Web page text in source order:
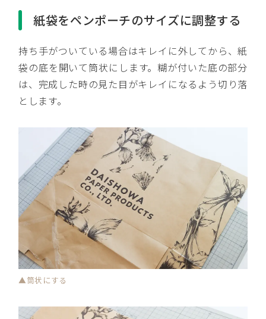
紙袋をペンポーチのサイズに調整する
持ち手がついている場合はキレイに外してから、紙
袋の底を開いて筒状にします。糊が付いた底の部分
は、完成した時の見た目がキレイになるよう切り落
とします。
▲筒状にする